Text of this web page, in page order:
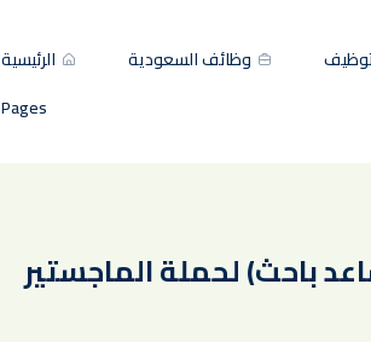
الرئيسية وظائف السعودية
Pages
باحث) لحملة الماجستير